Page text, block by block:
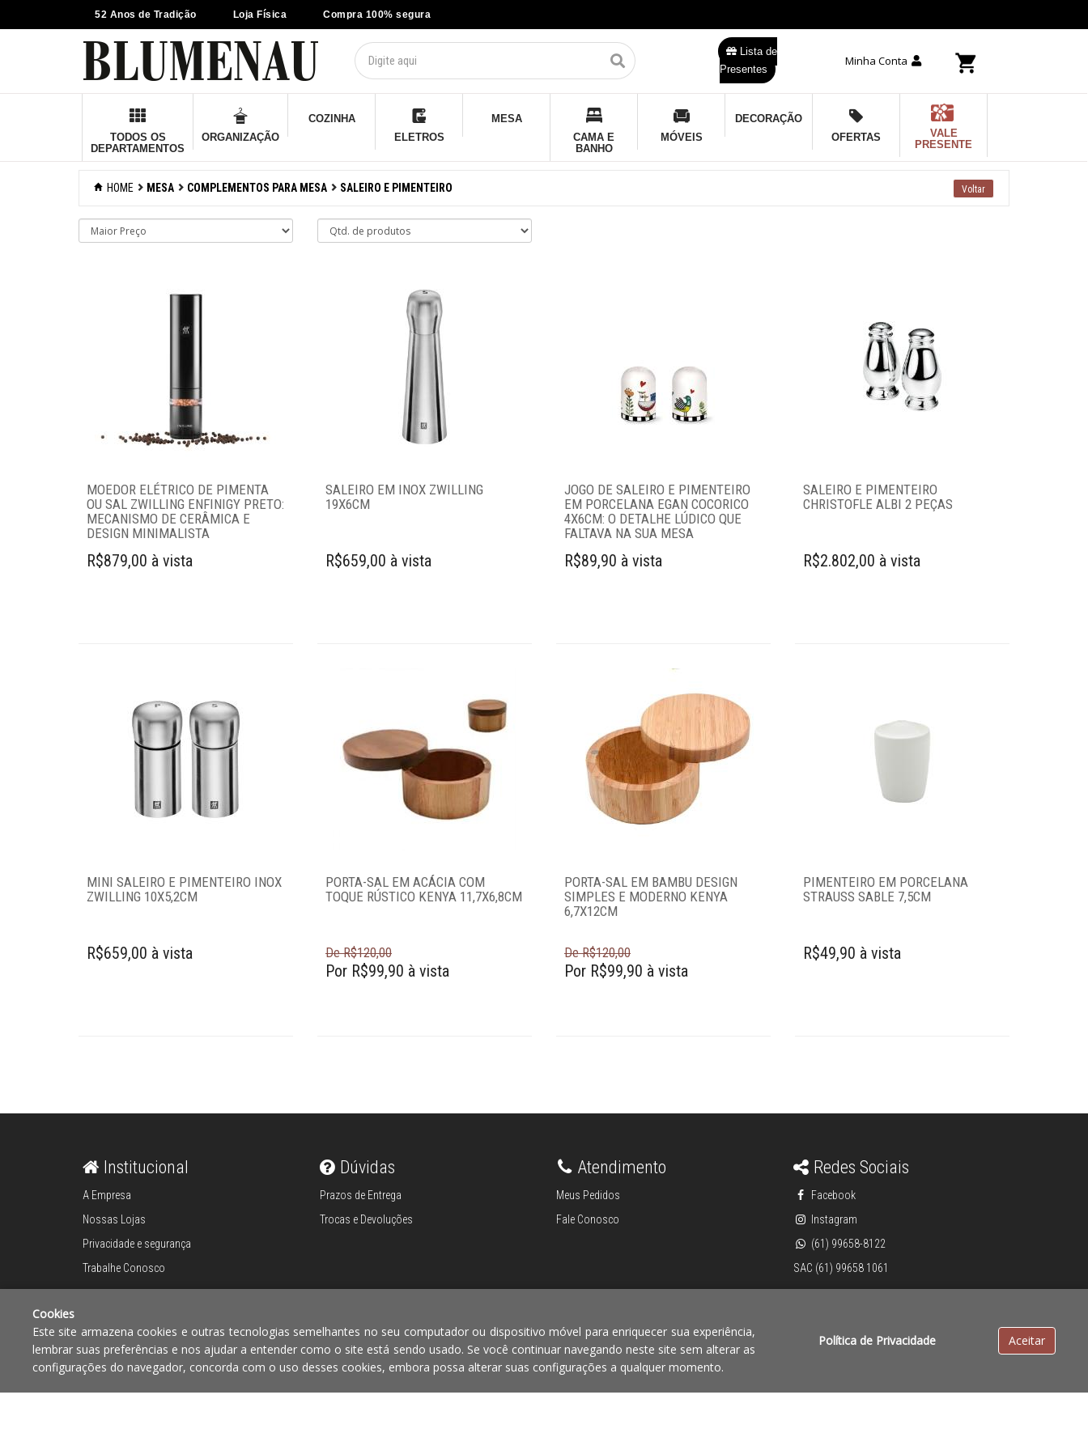
52 Anos de Tradição Loja Física Compra 100% segura
Lista de
Presentes
Minha Conta
×
Organização
Acessórios
Açucareiros
Cestas
Descanso de
panelas
Descanso de
Lugar americano
Porta-guardanapo
Prato giratório
Sopeira
Sousplats
Travessas
Decoração
Login
Criar conta
Pesquisar Lista
TODOS OS
DEPARTAMENTOS
ORGANIZAÇÃO
COZINHA
ELETROS
MESA
CAMA E
BANHO
MÓVEIS
DECORAÇÃO
OFERTAS
VALE
PRESENTE
HOME MESA COMPLEMENTOS PARA MESA SALEIRO E PIMENTEIRO
MOEDOR ELÉTRICO DE PIMENTA
OU SAL ZWILLING ENFINIGY PRETO:
MECANISMO DE CERÂMICA E
DESIGN MINIMALISTA
R$879,00 à vista
SALEIRO EM INOX ZWILLING
19X6CM
R$659,00 à vista
JOGO DE SALEIRO E PIMENTEIRO
EM PORCELANA EGAN COCORICO
4X6CM: O DETALHE LÚDICO QUE
FALTAVA NA SUA MESA
R$89,90 à vista
SALEIRO E PIMENTEIRO
CHRISTOFLE ALBI 2 PEÇAS
R$2.802,00 à vista
MINI SALEIRO E PIMENTEIRO INOX
ZWILLING 10X5,2CM
R$659,00 à vista
PORTA-SAL EM ACÁCIA COM
TOQUE RÚSTICO KENYA 11,7X6,8CM
De R$120,00
Por R$99,90 à vista
PORTA-SAL EM BAMBU DESIGN
SIMPLES E MODERNO KENYA
6,7X12CM
De R$120,00
Por R$99,90 à vista
PIMENTEIRO EM PORCELANA
STRAUSS SABLE 7,5CM
R$49,90 à vista
Institucional
A Empresa
Nossas Lojas
Privacidade e segurança
Trabalhe Conosco
Dúvidas
Prazos de Entrega
Trocas e Devoluções
Atendimento
Meus Pedidos
Fale Conosco
Redes Sociais
Facebook
Instagram
(61) 99658-8122
SAC (61) 99658 1061
Formas de pagamento Compra segura Reconhecimento Segurança
Cookies
Este site armazena cookies e outras tecnologias semelhantes no seu computador ou dispositivo móvel para enriquecer sua experiência,
lembrar suas preferências e nos ajudar a entender como o site está sendo usado. Se você continuar navegando neste site sem alterar as
configurações do navegador, concorda com o uso desses cookies, embora possa alterar suas configurações a qualquer momento.
Política de Privacidade Aceitar